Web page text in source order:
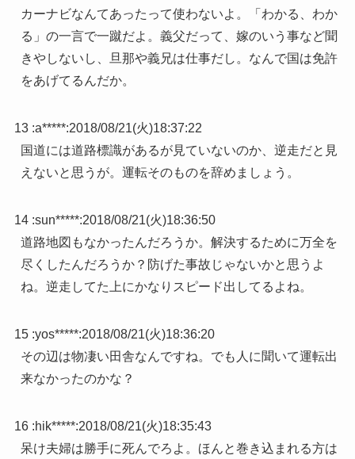
カーナビなんてあったって使わないよ。「わかる、わか
る」の一言で一蹴だよ。義父だって、嫁のいう事など聞
きやしないし、旦那や義兄は仕事だし。なんで国は免許
をあげてるんだか。
13 :a*****:2018/08/21(火)18:37:22
国道には道路標識があるが見ていないのか、逆走だと見
えないと思うが。運転そのものを辞めましょう。
14 :sun*****:2018/08/21(火)18:36:50
道路地図もなかったんだろうか。解決するために万全を
尽くしたんだろうか？防げた事故じゃないかと思うよ
ね。逆走してた上にかなりスピード出してるよね。
15 :yos*****:2018/08/21(火)18:36:20
その辺は物凄い田舎なんですね。でも人に聞いて運転出
来なかったのかな？
16 :hik*****:2018/08/21(火)18:35:43
呆け夫婦は勝手に死んでろよ。ほんと巻き込まれる方は